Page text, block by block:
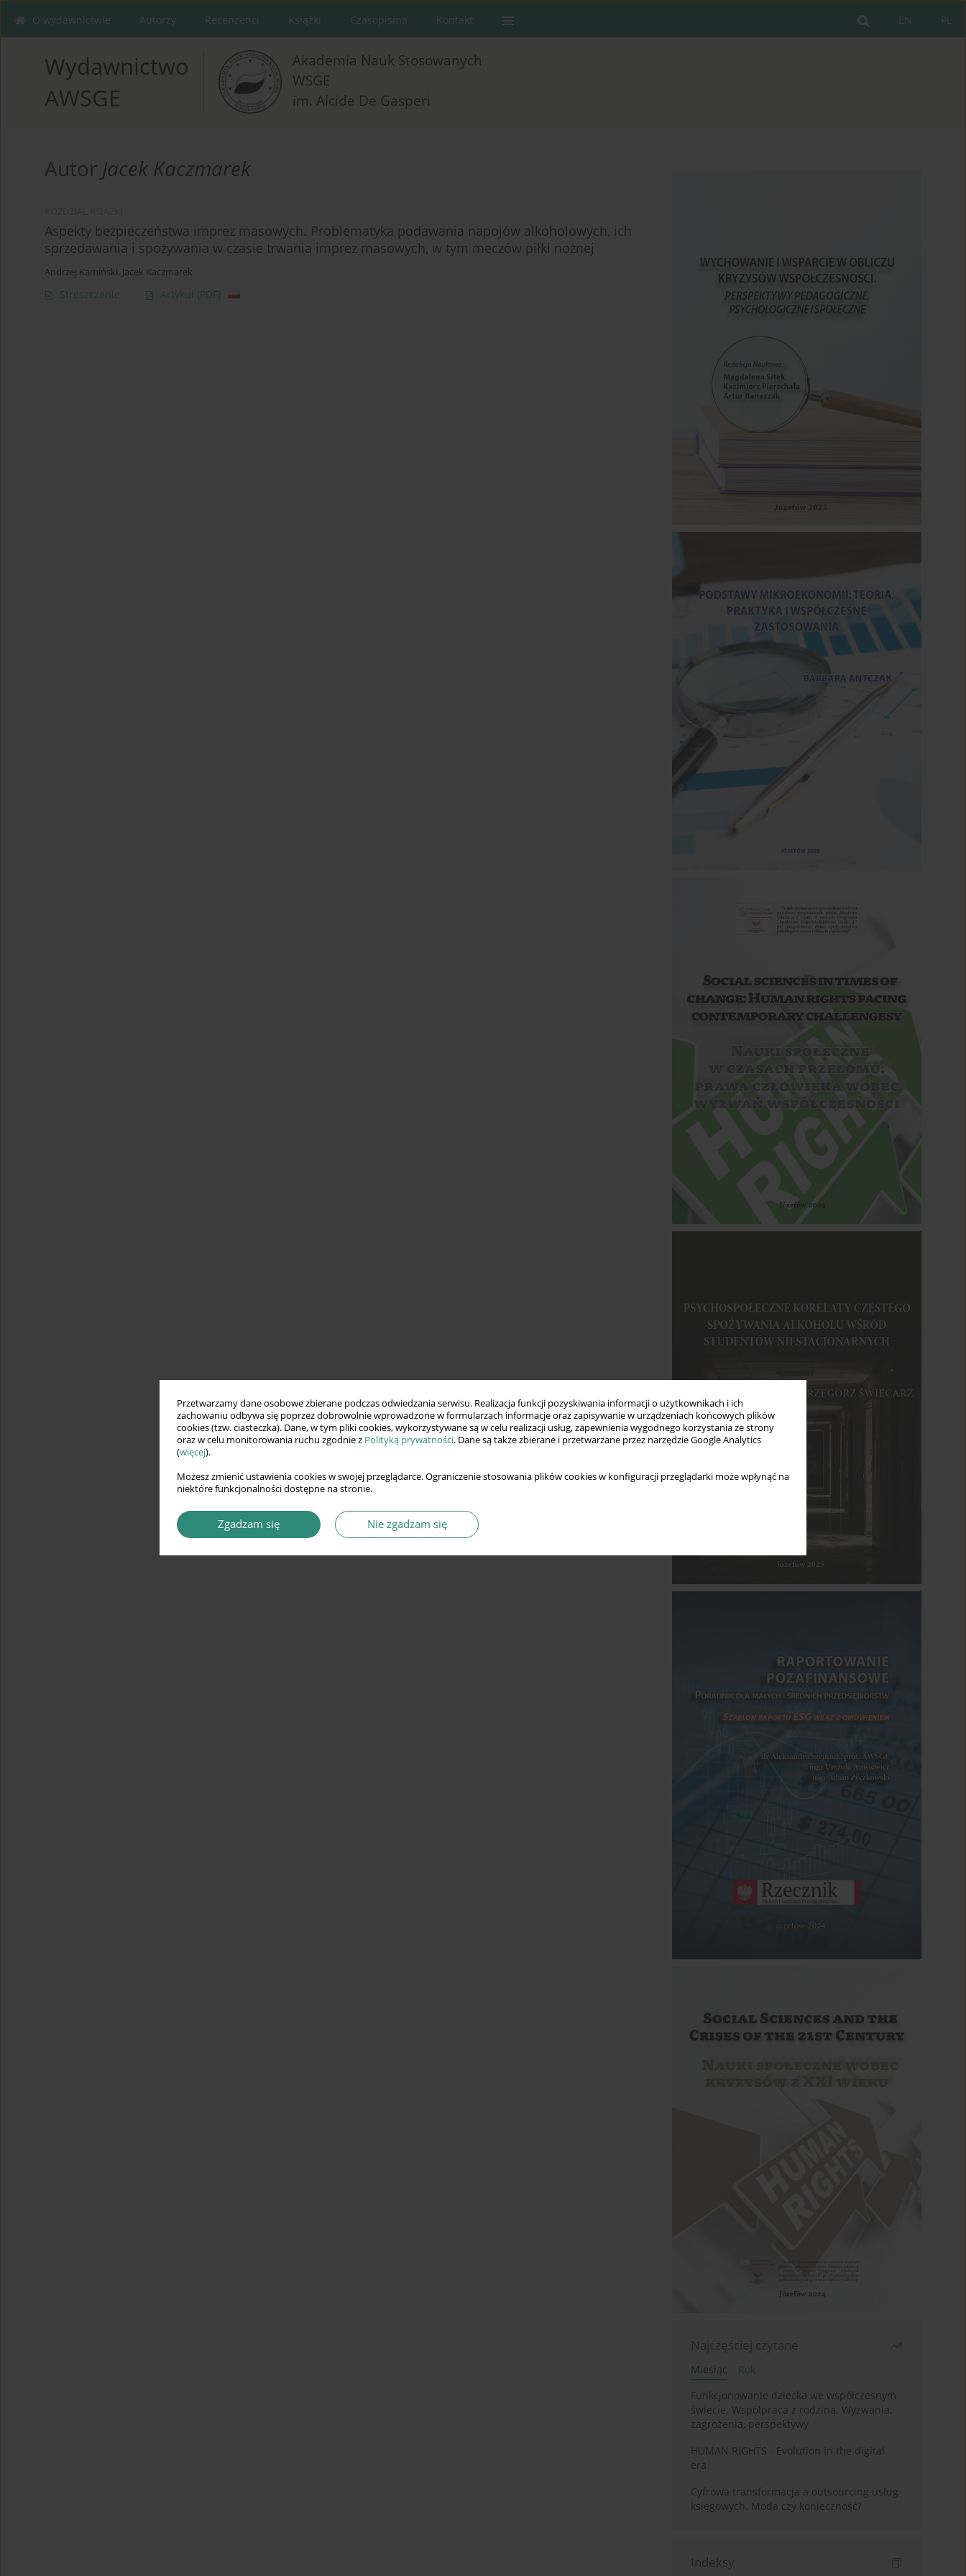
Przetwarzamy dane osobowe zbierane podczas odwiedzania serwisu. Realizacja funkcji pozyskiwania informacji o użytkownikach i ich
zachowaniu odbywa się poprzez dobrowolnie wprowadzone w formularzach informacje oraz zapisywanie w urządzeniach końcowych plików
cookies (tzw. ciasteczka). Dane, w tym pliki cookies, wykorzystywane są w celu realizacji usług, zapewnienia wygodnego korzystania ze strony
oraz w celu monitorowania ruchu zgodnie z Polityką prywatności. Dane są także zbierane i przetwarzane przez narzędzie Google Analytics
(więcej).
Możesz zmienić ustawienia cookies w swojej przeglądarce. Ograniczenie stosowania plików cookies w konfiguracji przeglądarki może wpłynąć na
niektóre funkcjonalności dostępne na stronie.
Zgadzam się Nie zgadzam się
PL
EN
O wydawnictwie Autorzy Recenzenci Książki Czasopisma Kontakt
Wydawnictwo
AWSGE
Akademia Nauk Stosowanych
WSGE
im. Alcide De Gasperi
Autor Jacek Kaczmarek
Aspekty bezpieczeństwa imprez masowych. Problematyka podawania napojów alkoholowych, ich
sprzedawania i spożywania w czasie trwania imprez masowych, w tym meczów piłki nożnej
Andrzej Kamiński, Jacek Kaczmarek
Streszczenie Artykuł (PDF)
Najczęściej czytane
Miesiąc
Rok
Funkcjonowanie dziecka we współczesnym
świecie. Współpraca z rodziną. Wyzwania,
zagrożenia, perspektywy
HUMAN RIGHTS - Evolution in the digital
era
Cyfrowa transformacja a outsourcing usług
księgowych. Moda czy konieczność?
Indeksy